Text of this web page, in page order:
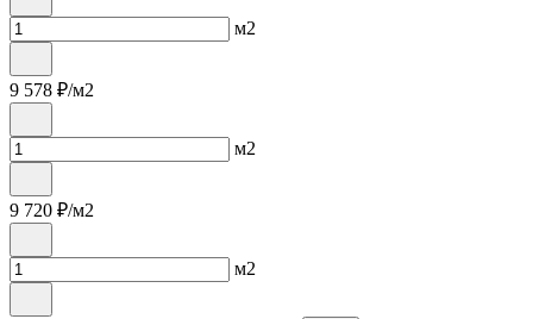
м2
9 578 ₽/м2
м2
9 720 ₽/м2
м2